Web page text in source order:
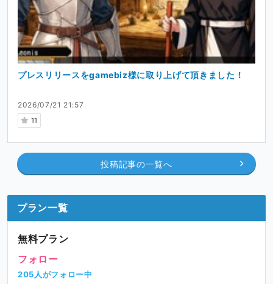
2026/07/21 21:57
11
プレスリリースをgamebiz様に取り上げて頂きました！
投稿記事の一覧へ
プラン一覧
無料プラン
フォロー
205人がフォロー中